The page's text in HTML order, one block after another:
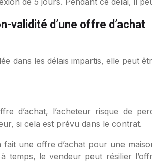
validité d’une offre d’achat
dans les délais impartis, elle
d’achat, l’acheteur risque de
si cela est prévu dans le contrat.
une offre d’achat pour une
temps, le vendeur peut résilier